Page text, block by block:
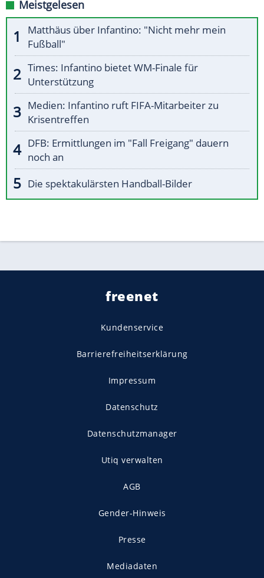
Meistgelesen
Matthäus über Infantino: "Nicht mehr mein
Fußball"
Times: Infantino bietet WM-Finale für
Unterstützung
Medien: Infantino ruft FIFA-Mitarbeiter zu
Krisentreffen
DFB: Ermittlungen im "Fall Freigang" dauern
noch an
Die spektakulärsten Handball-Bilder
freenet
Kundenservice
Barrierefreiheitserklärung
Impressum
Datenschutz
Datenschutzmanager
Utiq verwalten
AGB
Gender-Hinweis
Presse
Mediadaten